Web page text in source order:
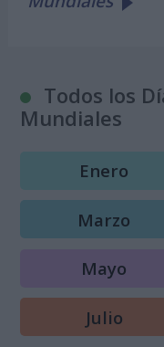
Todos los
Mundiales
Enero
Marzo
Mayo
Julio